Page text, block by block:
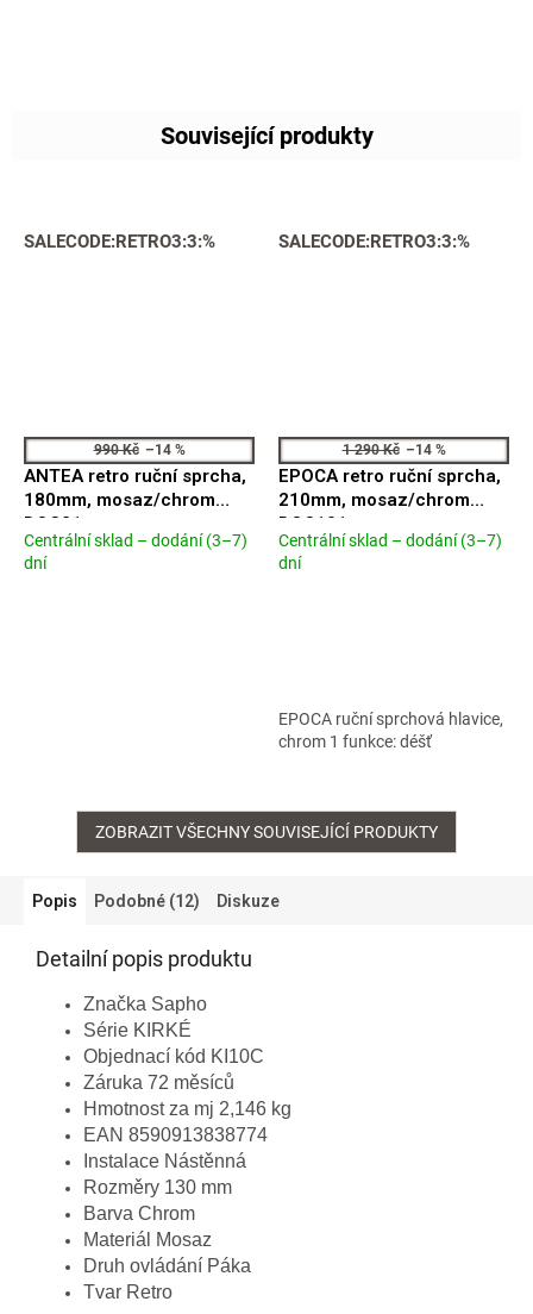
Související produkty
SALECODE:RETRO3:3:%
990 Kč –14 %
ANTEA retro ruční sprcha,
180mm, mosaz/chrom
DOC21
Průměrné
Centrální sklad – dodání (3–7)
dní
SALECODE:RETRO3:3:%
1 290 Kč –14 %
EPOCA retro ruční sprcha,
210mm, mosaz/chrom
DOC101
Průměrné
hvězdiček.
Centrální sklad – dodání (3–7)
dní
EPOCA ruční sprchová hlavice,
chrom 1 funkce: déšť
ZOBRAZIT VŠECHNY SOUVISEJÍCÍ PRODUKTY
Popis Podobné (12) Diskuze
Detailní popis produktu
Značka Sapho
Série KIRKÉ
Objednací kód KI10C
Záruka 72 měsíců
Hmotnost za mj 2,146 kg
EAN 8590913838774
Instalace Nástěnná
Rozměry 130 mm
Barva Chrom
Materiál Mosaz
Druh ovládání Páka
Tvar Retro